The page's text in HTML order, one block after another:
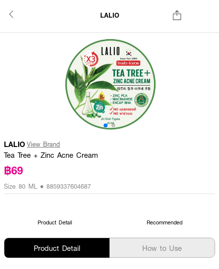
LALIO
LALIO View Brand
Tea Tree + Zinc Acne Cream
฿69
Size 80 ML • 8859337604687
Product Detail Recommended
Product Detail How to Use